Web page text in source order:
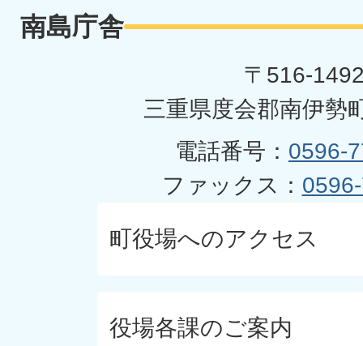
南島庁舎
〒516-
三重県度会郡南伊勢
電話番号： 0596-
ファックス：
町役場へのアクセス
役場各課のご案内